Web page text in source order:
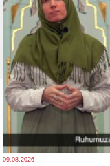
09.08.2026